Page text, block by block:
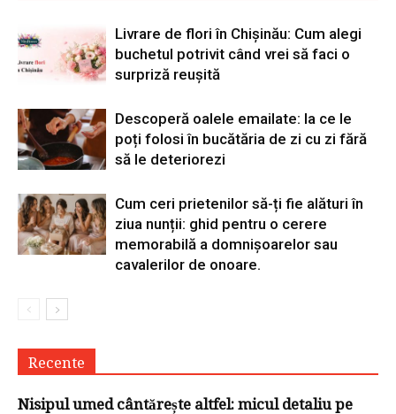
Livrare de flori în Chișinău: Cum alegi
buchetul potrivit când vrei să faci o
surpriză reușită
Descoperă oalele emailate: la ce le
poți folosi în bucătăria de zi cu zi fără
să le deteriorezi
Cum ceri prietenilor să-ți fie alături în
ziua nunții: ghid pentru o cerere
memorabilă a domnișoarelor sau
cavalerilor de onoare.
Recente
Nisipul umed cântărește altfel: micul detaliu pe